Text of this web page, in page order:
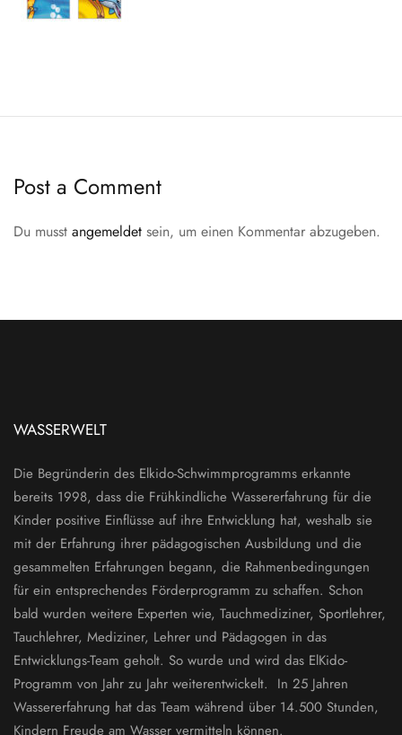
Post a Comment
Du musst angemeldet sein, um einen Kommentar abzugeben.
WASSERWELT
Die Begründerin des Elkido-Schwimmprogramms erkannte
bereits 1998, dass die Frühkindliche Wassererfahrung für die
Kinder positive Einflüsse auf ihre Entwicklung hat, weshalb sie
mit der Erfahrung ihrer pädagogischen Ausbildung und die
gesammelten Erfahrungen begann, die Rahmenbedingungen
für ein entsprechendes Förderprogramm zu schaffen. Schon
bald wurden weitere Experten wie, Tauchmediziner, Sportlehrer,
Tauchlehrer, Mediziner, Lehrer und Pädagogen in das
Entwicklungs-Team geholt. So wurde und wird das ElKido-
Programm von Jahr zu Jahr weiterentwickelt. In 25 Jahren
Wassererfahrung hat das Team während über 14.500 Stunden,
Kindern Freude am Wasser vermitteln können.